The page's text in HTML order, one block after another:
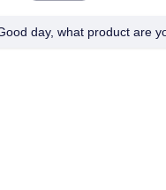
day, what product are